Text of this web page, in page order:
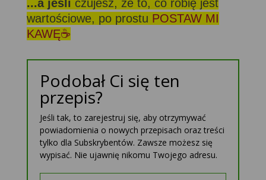
...a jeśli czujesz, że to, co robię jest
wartościowe, po prostu POSTAW MI
KAWĘ☕
Podobał Ci się ten
przepis?
Jeśli tak, to zarejestruj się, aby otrzymywać
powiadomienia o nowych przepisach oraz treści
tylko dla Subskrybentów. Zawsze możesz się
wypisać. Nie ujawnię nikomu Twojego adresu.